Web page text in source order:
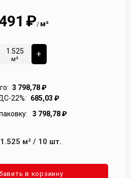
₽/ м²
м²
+
3 798,78₽
22%:
685,03 ₽
3 798,78₽
1.525 м²/ 10 шт.
в корзиину